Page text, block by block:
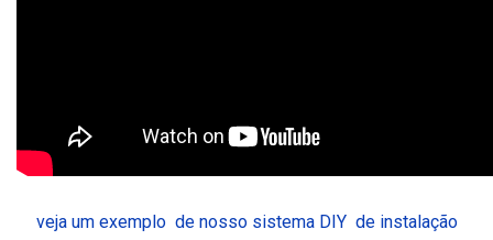
veja um exemplo de nosso sistema DIY de instalação